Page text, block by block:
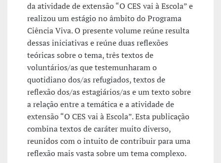
da atividade de extensão “O CES vai à Escola” e
realizou um estágio no âmbito do Programa
Ciência Viva. O presente volume reúne resulta
dessas iniciativas e reúne duas reflexões
teóricas sobre o tema, três textos de
voluntários/as que testemunharam o
quotidiano dos/as refugiados, textos de
reflexão dos/as estagiários/as e um texto sobre
a relação entre a temática e a atividade de
extensão “O CES vai à Escola”. Esta publicação
combina textos de caráter muito diverso,
reunidos com o intuito de contribuir para uma
reflexão mais vasta sobre um tema complexo.